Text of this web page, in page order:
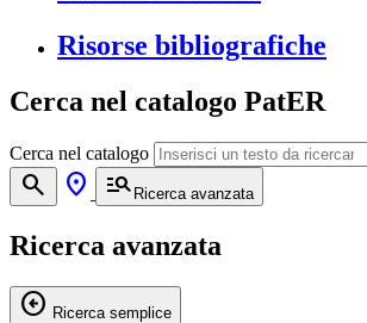
Risorse bibliografiche
Cerca nel catalogo PatER
Cerca nel catalogo
search location_on manage_search Ricerca avanzata
Ricerca avanzata
arrow_circle_left Ricerca semplice